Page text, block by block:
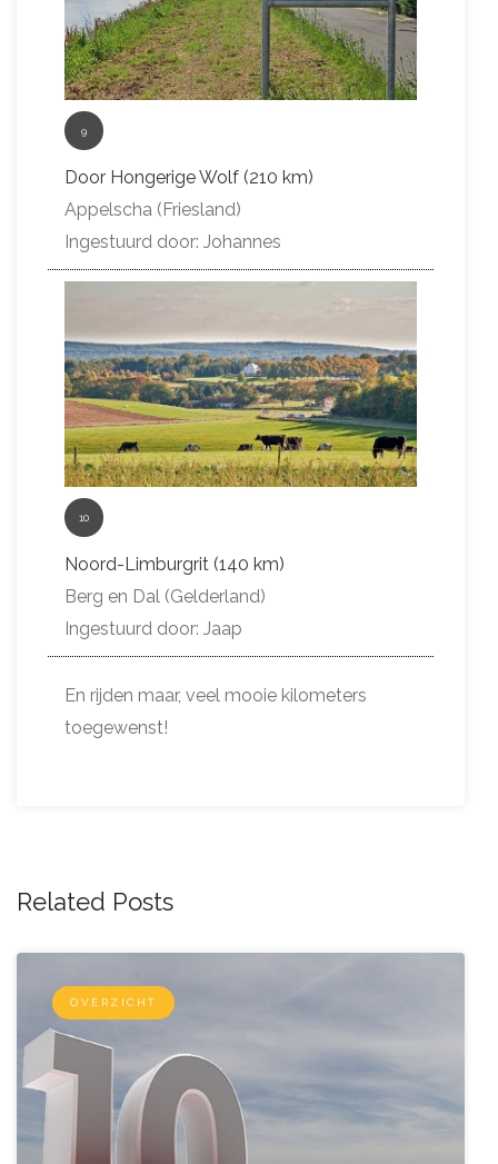
9
Door Hongerige Wolf (210 km)
Appelscha (Friesland)
Ingestuurd door: Johannes
10
Noord-Limburgrit (140 km)
Berg en Dal (Gelderland)
Ingestuurd door: Jaap
En rijden maar, veel mooie kilometers
toegewenst!
Related Posts
OVERZICHT